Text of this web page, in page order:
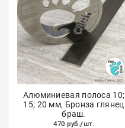
Алюминиевая полоса 10;
15; 20 мм, Бронза глянец
браш.
470 руб./шт.